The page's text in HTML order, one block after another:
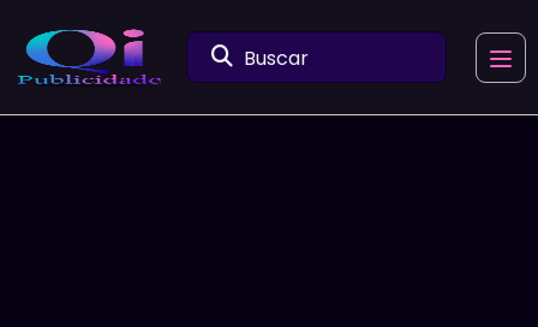
Buscar